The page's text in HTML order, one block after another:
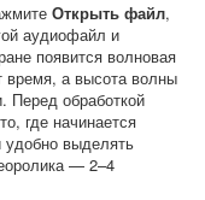
Открыть файл,
аудиофайл и
появится волновая
время, а высота волны
Перед обработкой
где начинается
выделять
— 2–4